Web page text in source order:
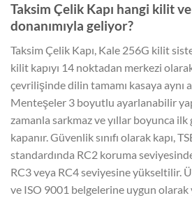
Taksim Çelik Kapı hangi kilit
donanımıyla geliyor?
Taksim Çelik Kapı, Kale 256G kilit
kilit kapıyı 14 noktadan merkezi
çevrilişinde dilin tamamı kasaya aynı
Menteşeler 3 boyutlu ayarlanabilir
zamanla sarkmaz ve yıllar boyunca ilk
kapanır. Güvenlik sınıfı olarak kapı,
standardında RC2 koruma
RC3 veya RC4 seviyesine yükseltilir.
ve ISO 9001 belgelerine uygun olarak